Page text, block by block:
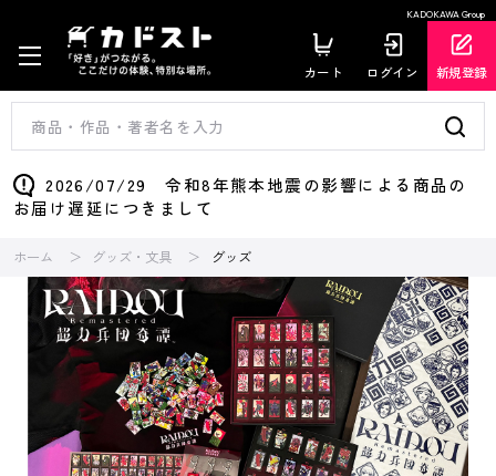
KADOKAWA Group
カート ログイン 新規登録
2026/07/29 令和8年熊本地震の影響による商品の
お届け遅延につきまして
ホーム グッズ・文具 グッズ